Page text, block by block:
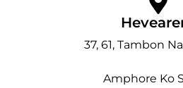
37, 61, Tambon
Amphore Ko